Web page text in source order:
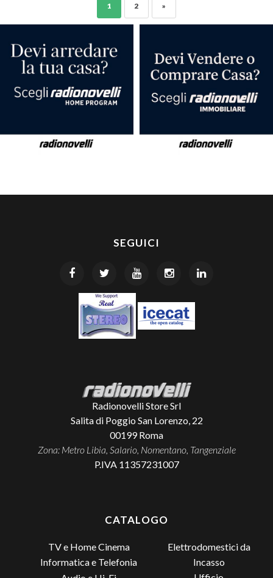
1 2 »
SEGUICI
Radionovelli Store Srl
Salita di Poggio San Lorenzo, 22
00199 Roma
Zona: Metro Libia, Salario, Nomentano, Tangenziale
P.IVA 11357231007
CATALOGO
TV e Home Cinema
Informatica e Telefonia
Elettrodomestici da
Incasso